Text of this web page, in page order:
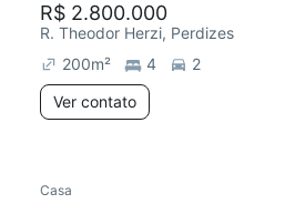
R$ 2.800.000
R. Theodor Herzi, Perdizes
200m² 4
2
Ver contato
Casa